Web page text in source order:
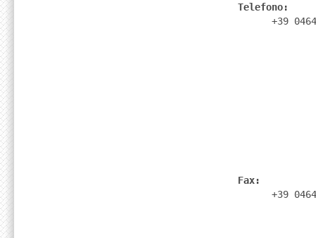
              Telefono:
              Fax: